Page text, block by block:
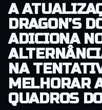
A
DRAGON’S
ADICIONA
NA
MELHORAR
QUADROS